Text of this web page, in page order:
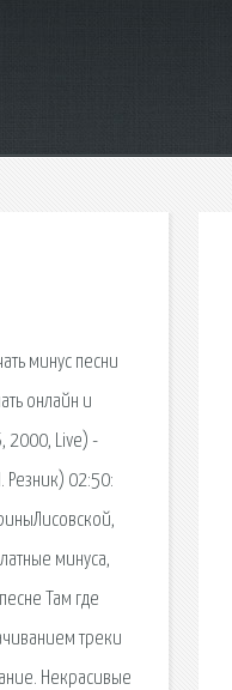
минус песни
онлайн и
2000, Live) -
Резник) 02:50:
минуса,
Там где
треки
Некрасивые